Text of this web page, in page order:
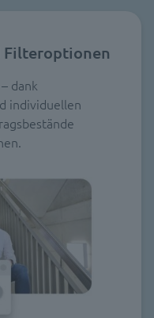
Filteroptionen
dank
individuellen